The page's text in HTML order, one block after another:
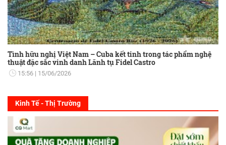
Tình hữu nghị Việt Nam – Cuba kết tinh trong tác phẩm nghệ
thuật đặc sắc vinh danh Lãnh tụ Fidel Castro
15:56 15/06/2026
Kinh Tế - Thị Trường